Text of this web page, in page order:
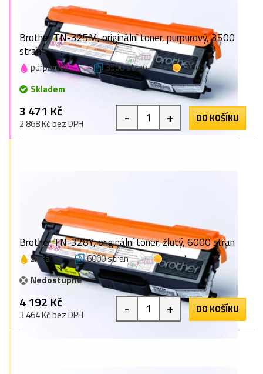
Brother TN-325M, originální toner, purpurový, 3500
stran
purpurová 3500 stran
1 bod
Skladem
3 471 Kč
2 868 Kč bez DPH - + DO KOŠÍKU
Brother TN-328Y, originální toner, žlutý, 6000 stran
žlutá 6000 stran
1 bod
Nedostupné
4 192 Kč
3 464 Kč bez DPH - + DO KOŠÍKU